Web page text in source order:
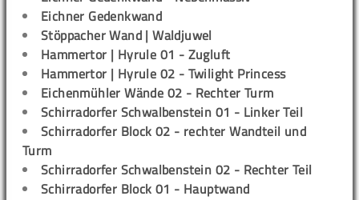
Eichner Gedenkwand
Stöppacher Wand | Waldjuwel
Hammertor | Hyrule 01 - Zugluft
Hammertor | Hyrule 02 - Twilight Princess
Eichenmühler Wände 02 - Rechter Turm
Schirradorfer Schwalbenstein 01 - Linker Teil
Schirradorfer Block 02 - rechter Wandteil und
Turm
Schirradorfer Schwalbenstein 02 - Rechter Teil
Schirradorfer Block 01 - Hauptwand